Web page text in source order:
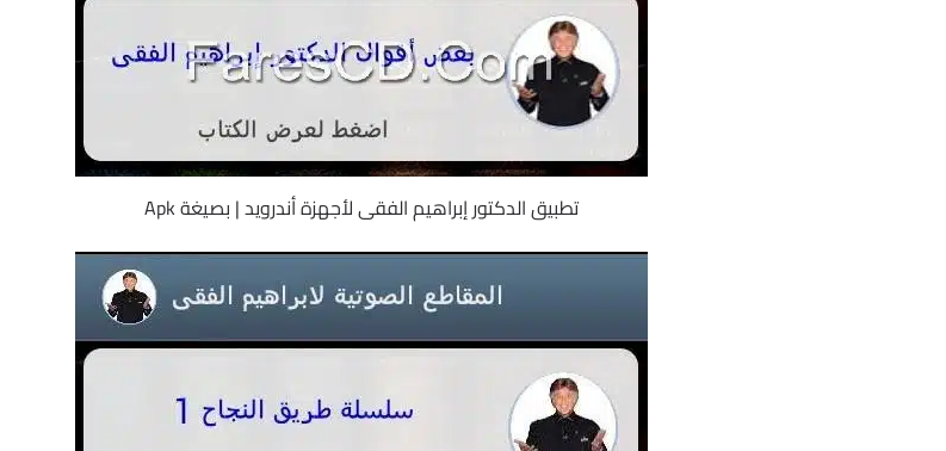
تطبيق الدكتور إبراهيم الفقى لأجهزة أندرويد | بصيغة Apk